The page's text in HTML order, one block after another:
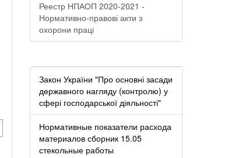
Реестр НПАОП 2020-2021 -
Нормативно-правові акти з
охорони праці
Закон України "Про основні засади
державного нагляду (контролю) у
сфері господарської діяльності"
Нормативные показатели расхода
материалов сборник 15.05
стекольные работы